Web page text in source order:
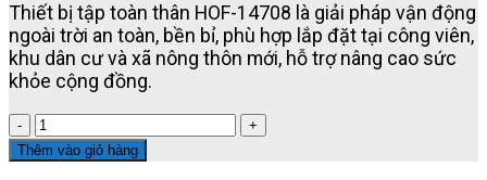
Thiết bị tập toàn thân HOF-14708 là giải pháp vận động
ngoài trời an toàn, bền bỉ, phù hợp lắp đặt tại công viên,
khu dân cư và xã nông thôn mới, hỗ trợ nâng cao sức
khỏe cộng đồng.
THIẾT
BỊ
TẬP
Thêm vào giỏ hàng